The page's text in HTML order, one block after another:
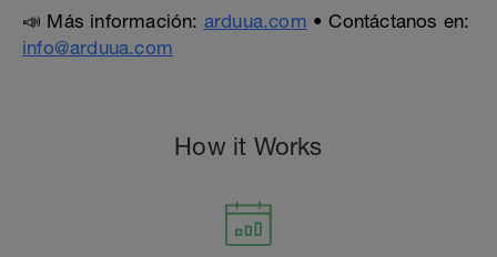
📣 Más información: arduua.com • Contáctanos en:
info@arduua.com
How it Works